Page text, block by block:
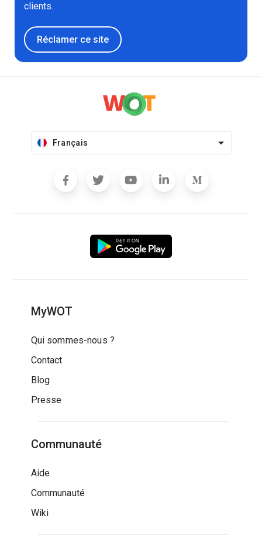
clients.
Réclamer ce site
Français
MyWOT
Qui sommes-nous ?
Contact
Blog
Presse
Communauté
Aide
Communauté
Wiki